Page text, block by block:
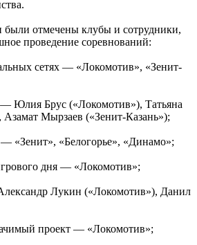
отмечены клубы и сотрудники,
проведение соревнований:
сетях — «Локомотив», «Зенит-
Юлия Брус («Локомотив»), Татьяна
Мырзаев («Зенит-Казань»);
«Зенит», «Белогорье», «Динамо»;
дня — «Локомотив»;
Лукин («Локомотив»), Данил
проект — «Локомотив»;